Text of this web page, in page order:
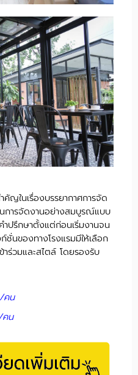
คัญในเรื่องบรรยากาศการจัด
ารจัดงานอย่างสมบูรณ์แบบ
ปรึกษาตั้งแต่ก่อนเริ่มงานจน
ชั่นของทางโรงแรมมีให้เลือก
าร่วมและสไตล์ โดยรองรับ
คน
คน